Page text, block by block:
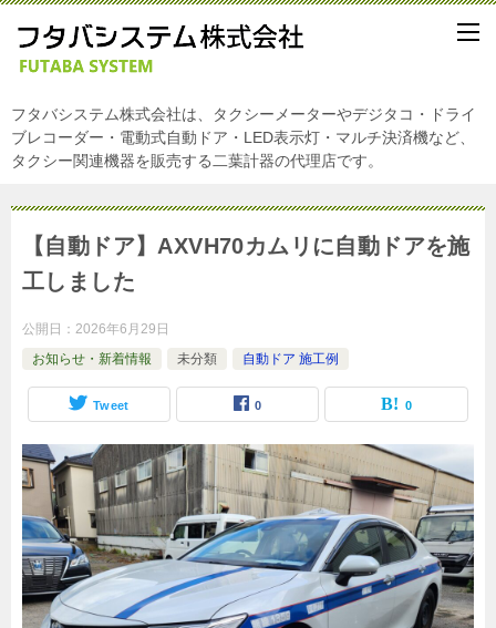
フタバシステム株式会社は、タクシーメーターやデジタコ・ドライ
ブレコーダー・電動式自動ドア・LED表示灯・マルチ決済機など、
タクシー関連機器を販売する二葉計器の代理店です。
【自動ドア】AXVH70カムリに自動ドアを施
工しました
公開日： 2026年6月29日
お知らせ・新着情報
未分類 自動ドア 施工例
Tweet 0 0